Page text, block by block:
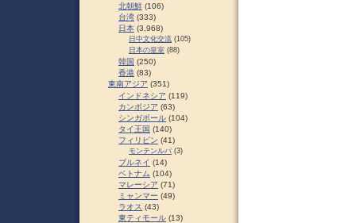
北朝鮮 (106)
台湾 (333)
日本 (3,968)
日中文化交流 (105)
日本の皇室 (88)
韓国 (250)
香港 (83)
東南アジア (351)
インドネシア (119)
カンボジア (63)
シンガポール (104)
タイ王国 (140)
フィリピン (41)
モンテンルパ (3)
ブルネイ (14)
ベトナム (104)
マレーシア (71)
ミャンマー (49)
ラオス (43)
東ティモール (13)